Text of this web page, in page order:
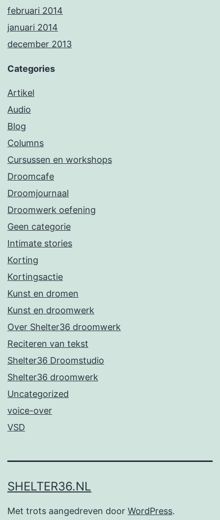
februari 2014
januari 2014
december 2013
Categories
Artikel
Audio
Blog
Columns
Cursussen en workshops
Droomcafe
Droomjournaal
Droomwerk oefening
Geen categorie
Intimate stories
Korting
Kortingsactie
Kunst en dromen
Kunst en droomwerk
Over Shelter36 droomwerk
Reciteren van tekst
Shelter36 Droomstudio
Shelter36 droomwerk
Uncategorized
voice-over
VSD
SHELTER36.NL
Met trots aangedreven door WordPress.